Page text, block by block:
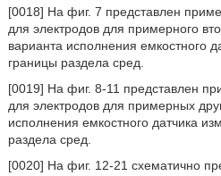
[0018] На фиг. 7 представлен
для электродов для примерного
варианта исполнения емкостного
границы раздела сред.
[0019] На фиг. 8-11 представлен
для электродов для примерных
исполнения емкостного датчика
раздела сред.
[0020] На фиг. 12-21 схематично